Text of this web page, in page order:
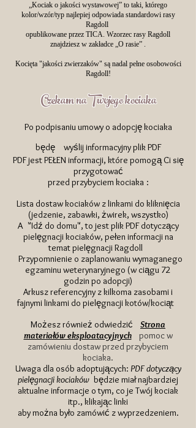
„Kociak o jakości wystawowej” to taki, którego
kolor/wzór/typ najlepiej odpowiada standardowi rasy
Ragdoll
opublikowane przez TICA. Wzorzec rasy Ragdoll
znajdziesz w zakładce „O rasie” .
Kocięta "jakości zwierzaków" są nadal pełne osobowości
Ragdoll!
Czekam na Twojego kociaka
Po podpisaniu umowy o adopcję kociaka
będę
wyślij informacyjny plik PDF
PDF jest PEŁEN informacji, które pomogą Ci się
przygotować
przed przybyciem kociaka :
Lista dostaw kociaków z linkami do kliknięcia
(jedzenie, zabawki, żwirek, wszystko)
A "Idź do domu", to jest plik PDF dotyczący
pielęgnacji kociaków, pełen informacji na
temat pielęgnacji Ragdoll
Przypomnienie o zaplanowaniu wymaganego
egzaminu weterynaryjnego (w ciągu 72
godzin po adopcji)
Arkusz referencyjny z kilkoma zasobami i
fajnymi linkami do pielęgnacji kotów/kociąt
Możesz również odwiedzić
Strona
materiałów eksploatacyjnych
pomoc w
zamówieniu dostaw przed przybyciem
kociaka.
Uwaga dla osób adoptujących: PDF dotyczący
pielęgnacji kociaków będzie miał najbardziej
aktualne informacje o tym, co je Twój kociak
itp., klikając linki
aby można było zamówić z wyprzedzeniem.